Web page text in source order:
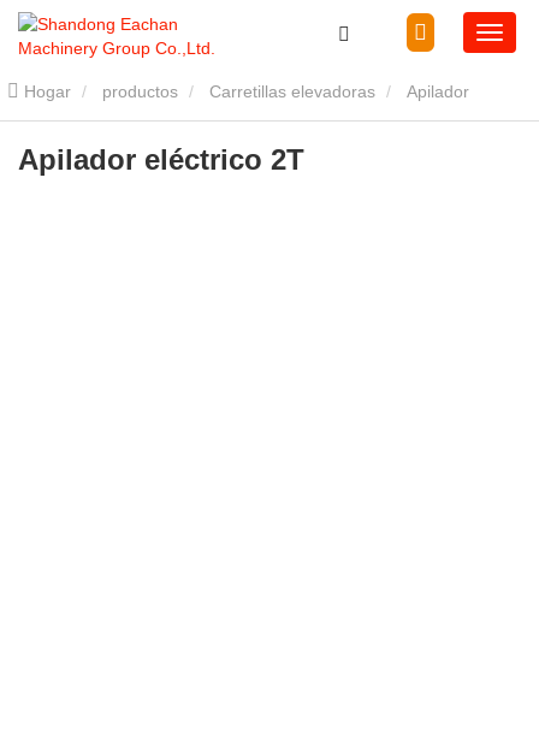
Hogar productos Carretillas elevadoras Apilador
eléctrico Apilador eléctrico de 2000 kg.
Apilador eléctrico 2T